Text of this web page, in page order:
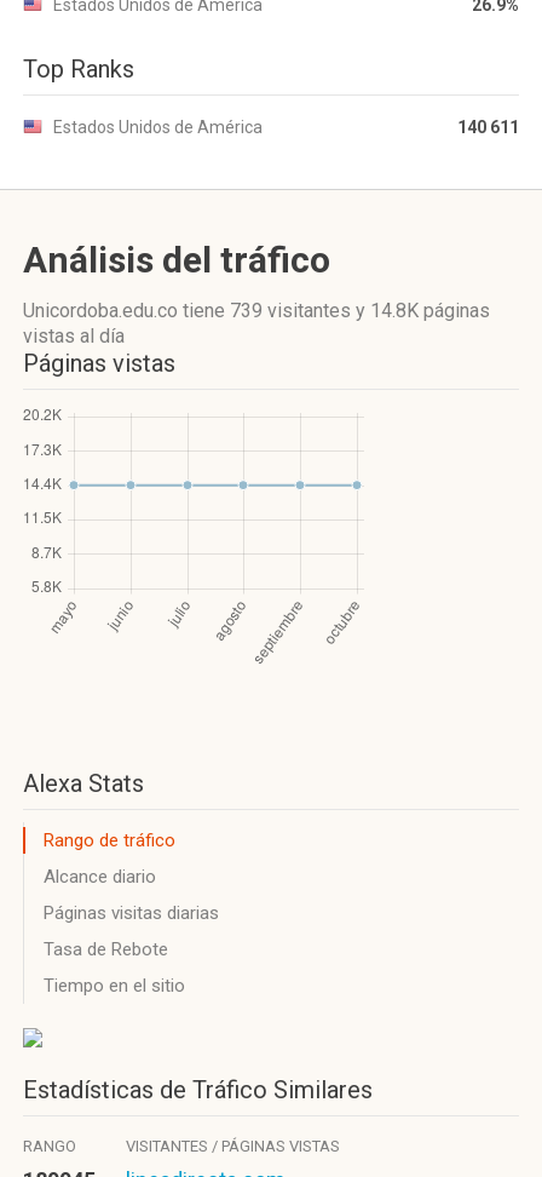
Estados Unidos de América 26.9%
Top Ranks
Estados Unidos de América 140 611
Análisis del tráfico
Unicordoba.edu.co tiene 739 visitantes y 14.8K páginas
vistas al día
Páginas vistas
Alexa Stats
Rango de tráfico
Alcance diario
Páginas visitas diarias
Tasa de Rebote
Tiempo en el sitio
Estadísticas de Tráfico Similares
RANGO VISITANTES / PÁGINAS VISTAS